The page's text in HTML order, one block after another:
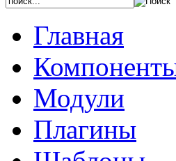
Главная
Модули
Плагины